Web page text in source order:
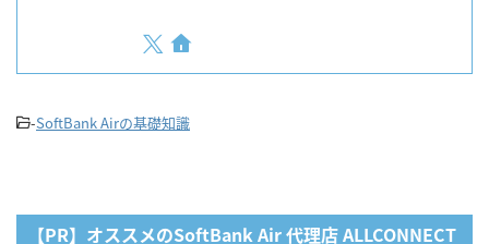
-SoftBank Airの基礎知識
【PR】オススメのSoftBank Air 代理店 ALLCONNECT